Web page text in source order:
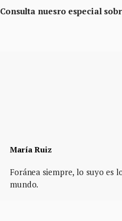
Consulta nuesro especial
María Ruiz
Foránea siempre, lo suyo es
mundo.